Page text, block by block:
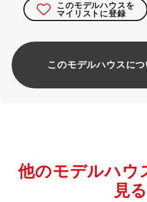
このモデルハウスを
マイリストに登録
このモデルハウスに
他のモデルハウ
見る